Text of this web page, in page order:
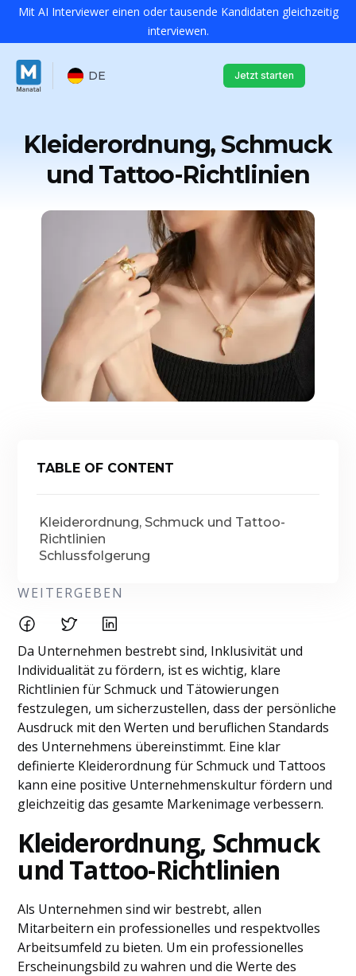
Mit AI Interviewer einen oder tausende Kandidaten gleichzeitig
interviewen.
DE Jetzt starten
Kleiderordnung, Schmuck
und Tattoo-Richtlinien
TABLE OF CONTENT
Kleiderordnung, Schmuck und Tattoo-
Richtlinien
Schlussfolgerung
WEITERGEBEN
Da Unternehmen bestrebt sind, Inklusivität und
Individualität zu fördern, ist es wichtig, klare
Richtlinien für Schmuck und Tätowierungen
festzulegen, um sicherzustellen, dass der persönliche
Ausdruck mit den Werten und beruflichen Standards
des Unternehmens übereinstimmt. Eine klar
definierte Kleiderordnung für Schmuck und Tattoos
kann eine positive Unternehmenskultur fördern und
gleichzeitig das gesamte Markenimage verbessern.
Kleiderordnung, Schmuck
und Tattoo-Richtlinien
Als Unternehmen sind wir bestrebt, allen
Mitarbeitern ein professionelles und respektvolles
Arbeitsumfeld zu bieten. Um ein professionelles
Erscheinungsbild zu wahren und die Werte des